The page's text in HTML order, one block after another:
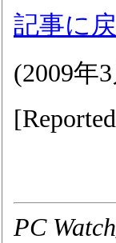
記事に
(2009年
PC